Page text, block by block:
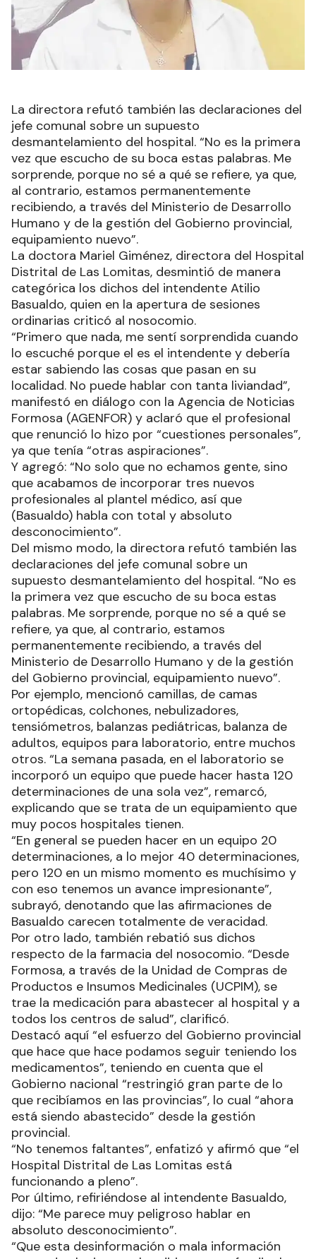
La directora refutó también las declaraciones del
jefe comunal sobre un supuesto
desmantelamiento del hospital. “No es la primera
vez que escucho de su boca estas palabras. Me
sorprende, porque no sé a qué se refiere, ya que,
al contrario, estamos permanentemente
recibiendo, a través del Ministerio de Desarrollo
Humano y de la gestión del Gobierno provincial,
equipamiento nuevo”.
La doctora Mariel Giménez, directora del Hospital
Distrital de Las Lomitas, desmintió de manera
categórica los dichos del intendente Atilio
Basualdo, quien en la apertura de sesiones
ordinarias criticó al nosocomio.
“Primero que nada, me sentí sorprendida cuando
lo escuché porque el es el intendente y debería
estar sabiendo las cosas que pasan en su
localidad. No puede hablar con tanta liviandad”,
manifestó en diálogo con la Agencia de Noticias
Formosa (AGENFOR) y aclaró que el profesional
que renunció lo hizo por “cuestiones personales”,
ya que tenía “otras aspiraciones”.
Y agregó: “No solo que no echamos gente, sino
que acabamos de incorporar tres nuevos
profesionales al plantel médico, así que
(Basualdo) habla con total y absoluto
desconocimiento”.
Del mismo modo, la directora refutó también las
declaraciones del jefe comunal sobre un
supuesto desmantelamiento del hospital. “No es
la primera vez que escucho de su boca estas
palabras. Me sorprende, porque no sé a qué se
refiere, ya que, al contrario, estamos
permanentemente recibiendo, a través del
Ministerio de Desarrollo Humano y de la gestión
del Gobierno provincial, equipamiento nuevo”.
Por ejemplo, mencionó camillas, de camas
ortopédicas, colchones, nebulizadores,
tensiómetros, balanzas pediátricas, balanza de
adultos, equipos para laboratorio, entre muchos
otros. “La semana pasada, en el laboratorio se
incorporó un equipo que puede hacer hasta 120
determinaciones de una sola vez”, remarcó,
explicando que se trata de un equipamiento que
muy pocos hospitales tienen.
“En general se pueden hacer en un equipo 20
determinaciones, a lo mejor 40 determinaciones,
pero 120 en un mismo momento es muchísimo y
con eso tenemos un avance impresionante”,
subrayó, denotando que las afirmaciones de
Basualdo carecen totalmente de veracidad.
Por otro lado, también rebatió sus dichos
respecto de la farmacia del nosocomio. “Desde
Formosa, a través de la Unidad de Compras de
Productos e Insumos Medicinales (UCPIM), se
trae la medicación para abastecer al hospital y a
todos los centros de salud”, clarificó.
Destacó aquí “el esfuerzo del Gobierno provincial
que hace que hace podamos seguir teniendo los
medicamentos”, teniendo en cuenta que el
Gobierno nacional “restringió gran parte de lo
que recibíamos en las provincias”, lo cual “ahora
está siendo abastecido” desde la gestión
provincial.
“No tenemos faltantes”, enfatizó y afirmó que “el
Hospital Distrital de Las Lomitas está
funcionando a pleno”.
Por último, refiriéndose al intendente Basualdo,
dijo: “Me parece muy peligroso hablar en
absoluto desconocimiento”.
“Que esta desinformación o mala información